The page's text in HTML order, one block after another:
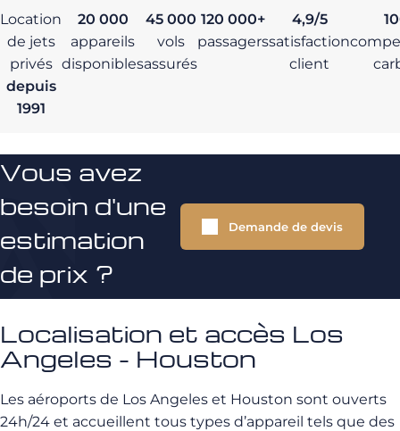
Location
de jets
privés
depuis
1991
20 000
appareils
disponibles
45 000
vols
assurés
120 000+
passagers
4,9/5
satisfaction
client
Vous avez
besoin d'une
estimation
de prix ?
Demande de devis
Localisation et accès Los
Angeles - Houston
Les aéroports de Los Angeles et Houston sont ouverts
24h/24 et accueillent tous types d’appareil tels que des